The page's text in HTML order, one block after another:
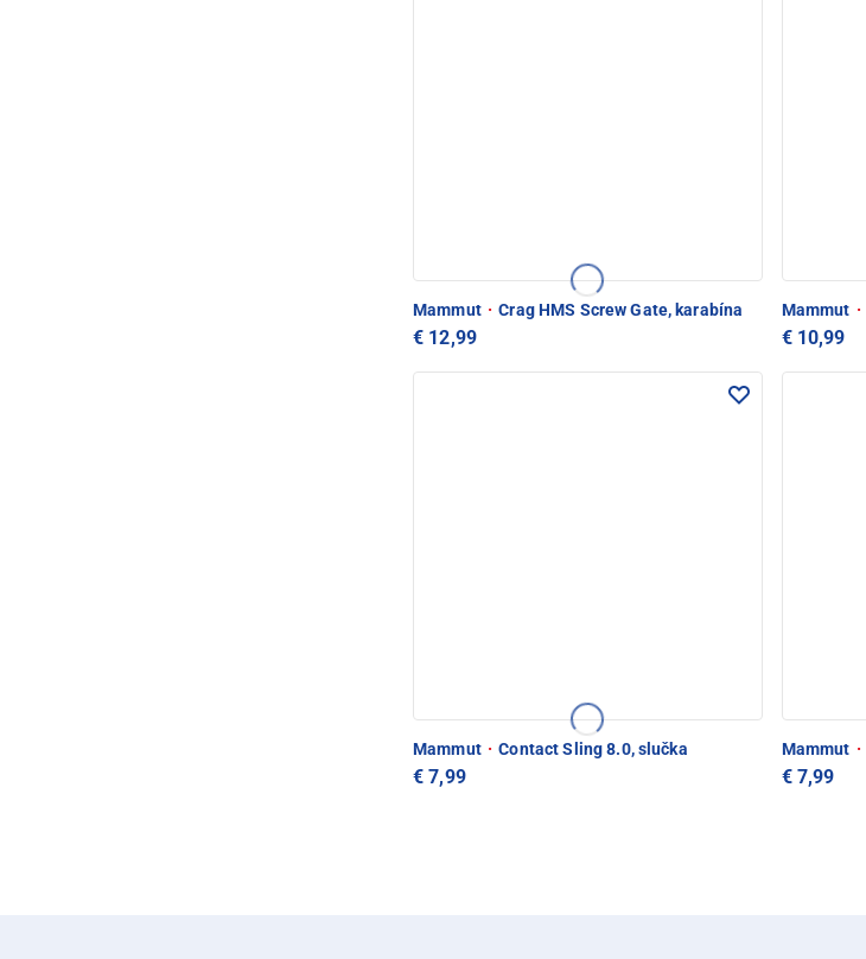
Mammut · Crag HMS Screw Gate, karabína
€ 12,99
Mammut ·
€ 10,99
Mammut · Contact Sling 8.0, slučka
€ 7,99
Mammut ·
€ 7,99